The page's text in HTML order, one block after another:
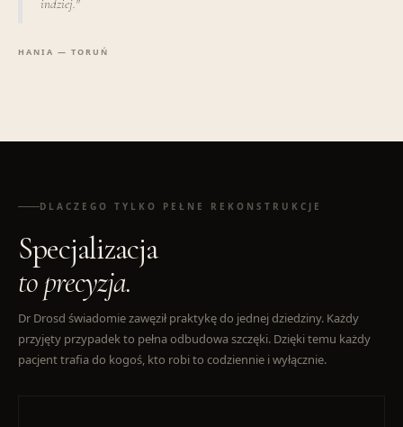
indziej."
HANIA — TORUŃ
DLACZEGO TYLKO PEŁNE REKONSTRUKCJE
Specjalizacja
to precyzja.
Dr Drosd świadomie zawęził praktykę do jednej dziedziny. Każdy
przyjęty przypadek to pełna odbudowa szczęki. Dzięki temu każdy
pacjent trafia do kogoś, kto robi to codziennie i wyłącznie.